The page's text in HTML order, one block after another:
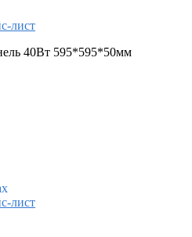
лист
40Вт 595*595*50мм
лист